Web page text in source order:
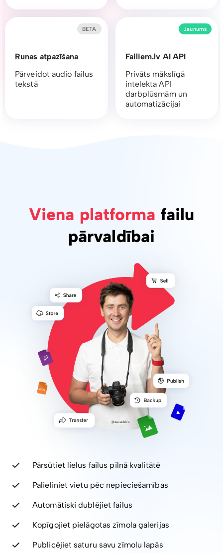
Runas atpazīšana
Pārveidot audio failus
tekstā
BETA
Failiem.lv AI API
Privāts mākslīgā
intelekta API
darbplūsmām un
automatizācijai
Jaunums
Viena platforma failu
pārvaldībai
Pārsūtiet lielus failus pilnā kvalitātē
Palieliniet vietu pēc nepieciešamības
Automātiski dublējiet failus
Kopīgojiet pielāgotas zīmola galerijas
Publicējiet saturu savu zīmolu lapās